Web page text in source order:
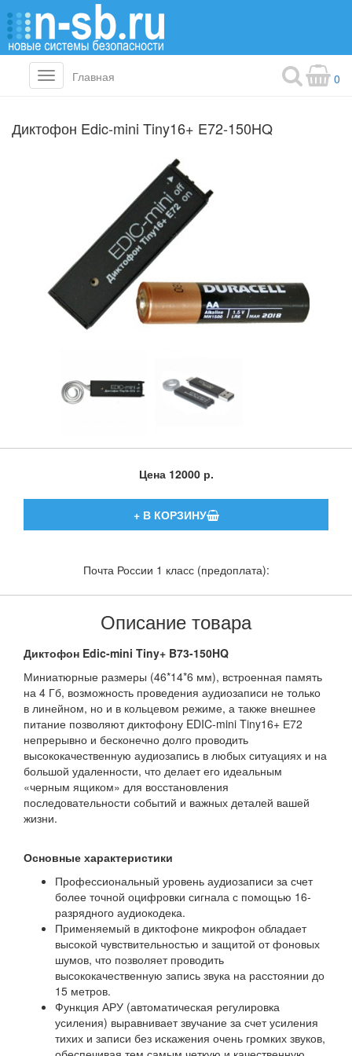
Toggle
navigation
Главная 0
Диктофон Edic-mini Tiny16+ E72-150HQ
Цена 12000 р.
Почта России 1 класс (предоплата):
Описание товара
Диктофон Edic-mini Tiny+ B73-150HQ
Миниатюрные размеры (46*14*6 мм), встроенная память
на 4 Гб, возможность проведения аудиозаписи не только
в линейном, но и в кольцевом режиме, а также внешнее
питание позволяют диктофону EDIC-mini Tiny16+ Е72
непрерывно и бесконечно долго проводить
высококачественную аудиозапись в любых ситуациях и на
большой удаленности, что делает его идеальным
«черным ящиком» для восстановления
последовательности событий и важных деталей вашей
жизни.
Основные характеристики
Профессиональный уровень аудиозаписи за счет
более точной оцифровки сигнала с помощью 16-
разрядного аудиокодека.
Применяемый в диктофоне микрофон обладает
высокой чувствительностью и защитой от фоновых
шумов, что позволяет проводить
высококачественную запись звука на расстоянии до
15 метров.
Функция АРУ (автоматическая регулировка
усиления) выравнивает звучание за счет усиления
тихих и записи без искажения очень громких звуков,